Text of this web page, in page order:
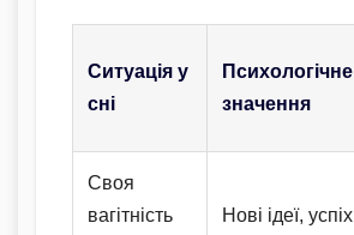
Ситуація у
сні
Психологічне
значення
Своя
вагітність
Нові ідеї, успіх